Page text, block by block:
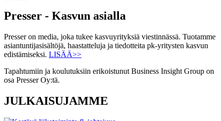
Presser - Kasvun asialla
Presser on media, joka tukee kasvuyrityksiä viestinnässä. Tuotamme
asiantuntijasisältöjä, haastatteluja ja tiedotteita pk-yritysten kasvun
edistämiseksi. LISÄÄ>>
Tapahtumiin ja koulutuksiin erikoistunut Business Insight Group on
osa Presser Oy:tä.
JULKAISUJAMME